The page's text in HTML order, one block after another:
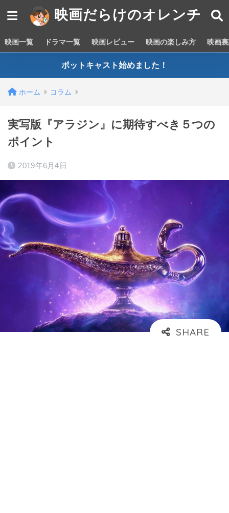
映画だらけのオレンチ
映画一覧 ドラマ一覧 映画レビュー 映画の楽しみ方 映画
ポットキャスト始めました！
ホーム コラム
実写版『アラジン』に期待すべき５つの
ポイント
2019年6月4日